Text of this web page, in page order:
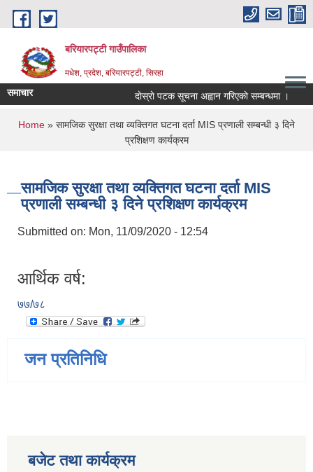
Skip to main content
बरियारपट्टी गाउँपालिका
मधेश, प्रदेश, बरियारपट्टी, सिरहा
समाचार दाेस्राे पटक सूचना अह्वान गरिएकाे सम्बन्धमा ।
You are here
Home » सामजिक सुरक्षा तथा व्यक्तिगत घटना दर्ता MIS प्रणाली सम्बन्धी ३ दिने
प्रशिक्षण कार्यक्रम
सामजिक सुरक्षा तथा व्यक्तिगत घटना दर्ता MIS
प्रणाली सम्बन्धी ३ दिने प्रशिक्षण कार्यक्रम
Submitted on: Mon, 11/09/2020 - 12:54
आर्थिक वर्ष:
७७/७८
जन प्रतिनिधि
बजेट तथा कार्यक्रम